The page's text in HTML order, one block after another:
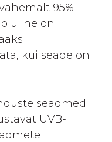
95%
on
kui seade on
seadmed
UVB-